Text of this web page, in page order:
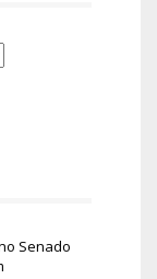
Senado